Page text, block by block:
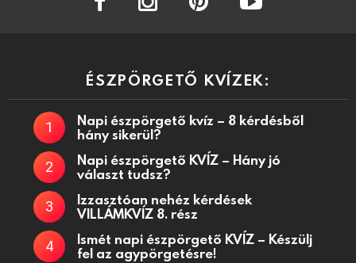
ÉSZPÖRGETŐ KVÍZEK:
Napi észpörgető kvíz – 8 kérdésből
hány sikerül?
Napi észpörgető KVÍZ – Hány jó
választ tudsz?
Izzasztóan nehéz kérdések
VILLÁMKVÍZ 8. rész
Ismét napi észpörgető KVÍZ – Készülj
fel az agypörgetésre!